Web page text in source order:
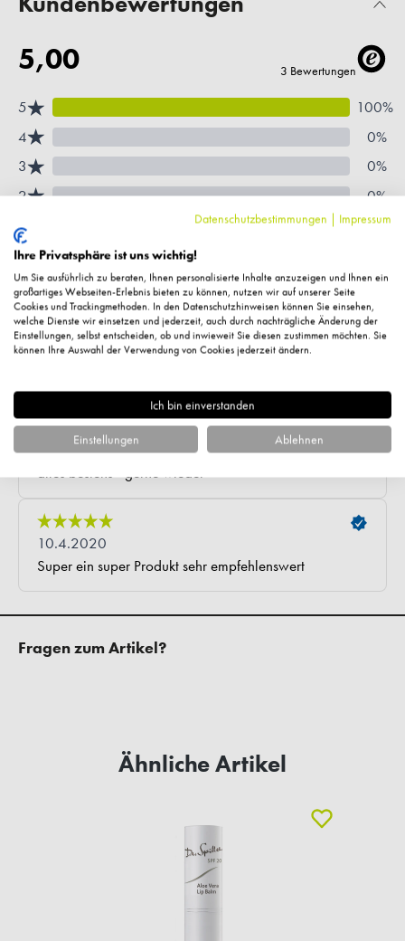
Fragen zum Artikel?
Ähnliche Artikel
Datenschutzbestimmungen | Impressum
Ihre Privatsphäre ist uns wichtig!
Um Sie ausführlich zu beraten, Ihnen personalisierte Inhalte anzuzeigen und Ihnen ein
großartiges Webseiten-Erlebnis bieten zu können, nutzen wir auf unserer Seite
Cookies und Trackingmethoden. In den Datenschutzhinweisen können Sie einsehen,
welche Dienste wir einsetzen und jederzeit, auch durch nachträgliche Änderung der
Einstellungen, selbst entscheiden, ob und inwieweit Sie diesen zustimmen möchten. Sie
können Ihre Auswahl der Verwendung von Cookies jederzeit ändern.
Ich bin einverstanden
Einstellungen Ablehnen